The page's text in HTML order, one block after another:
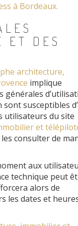
à Bordeaux.
ET DES
architecture,
implique
générales
susceptibles
utilisateurs du site
et
consulter de
aux
technique peut
alors de
les dates et